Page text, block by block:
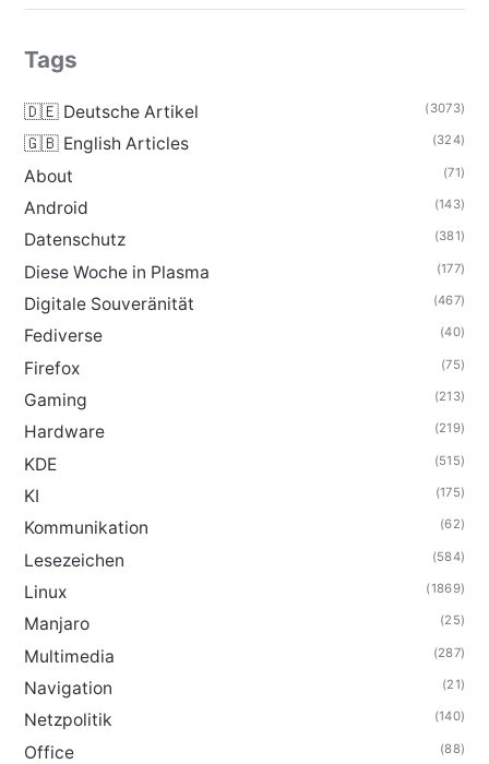
Tags
🇩🇪 Deutsche Artikel (3073)
🇬🇧 English Articles (324)
About (71)
Android (143)
Datenschutz (381)
Diese Woche in Plasma (177)
Digitale Souveränität (467)
Fediverse (40)
Firefox (75)
Gaming (213)
Hardware (219)
KDE (515)
KI (175)
Kommunikation (62)
Lesezeichen (584)
Linux (1869)
Manjaro (25)
Multimedia (287)
Navigation (21)
Netzpolitik (140)
Office (88)